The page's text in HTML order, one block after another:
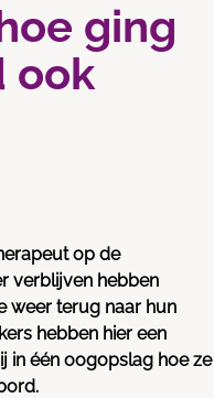
ging
ook
op de
verblijven hebben
weer terug naar hun
hebben hier een
in één oogopslag hoe ze